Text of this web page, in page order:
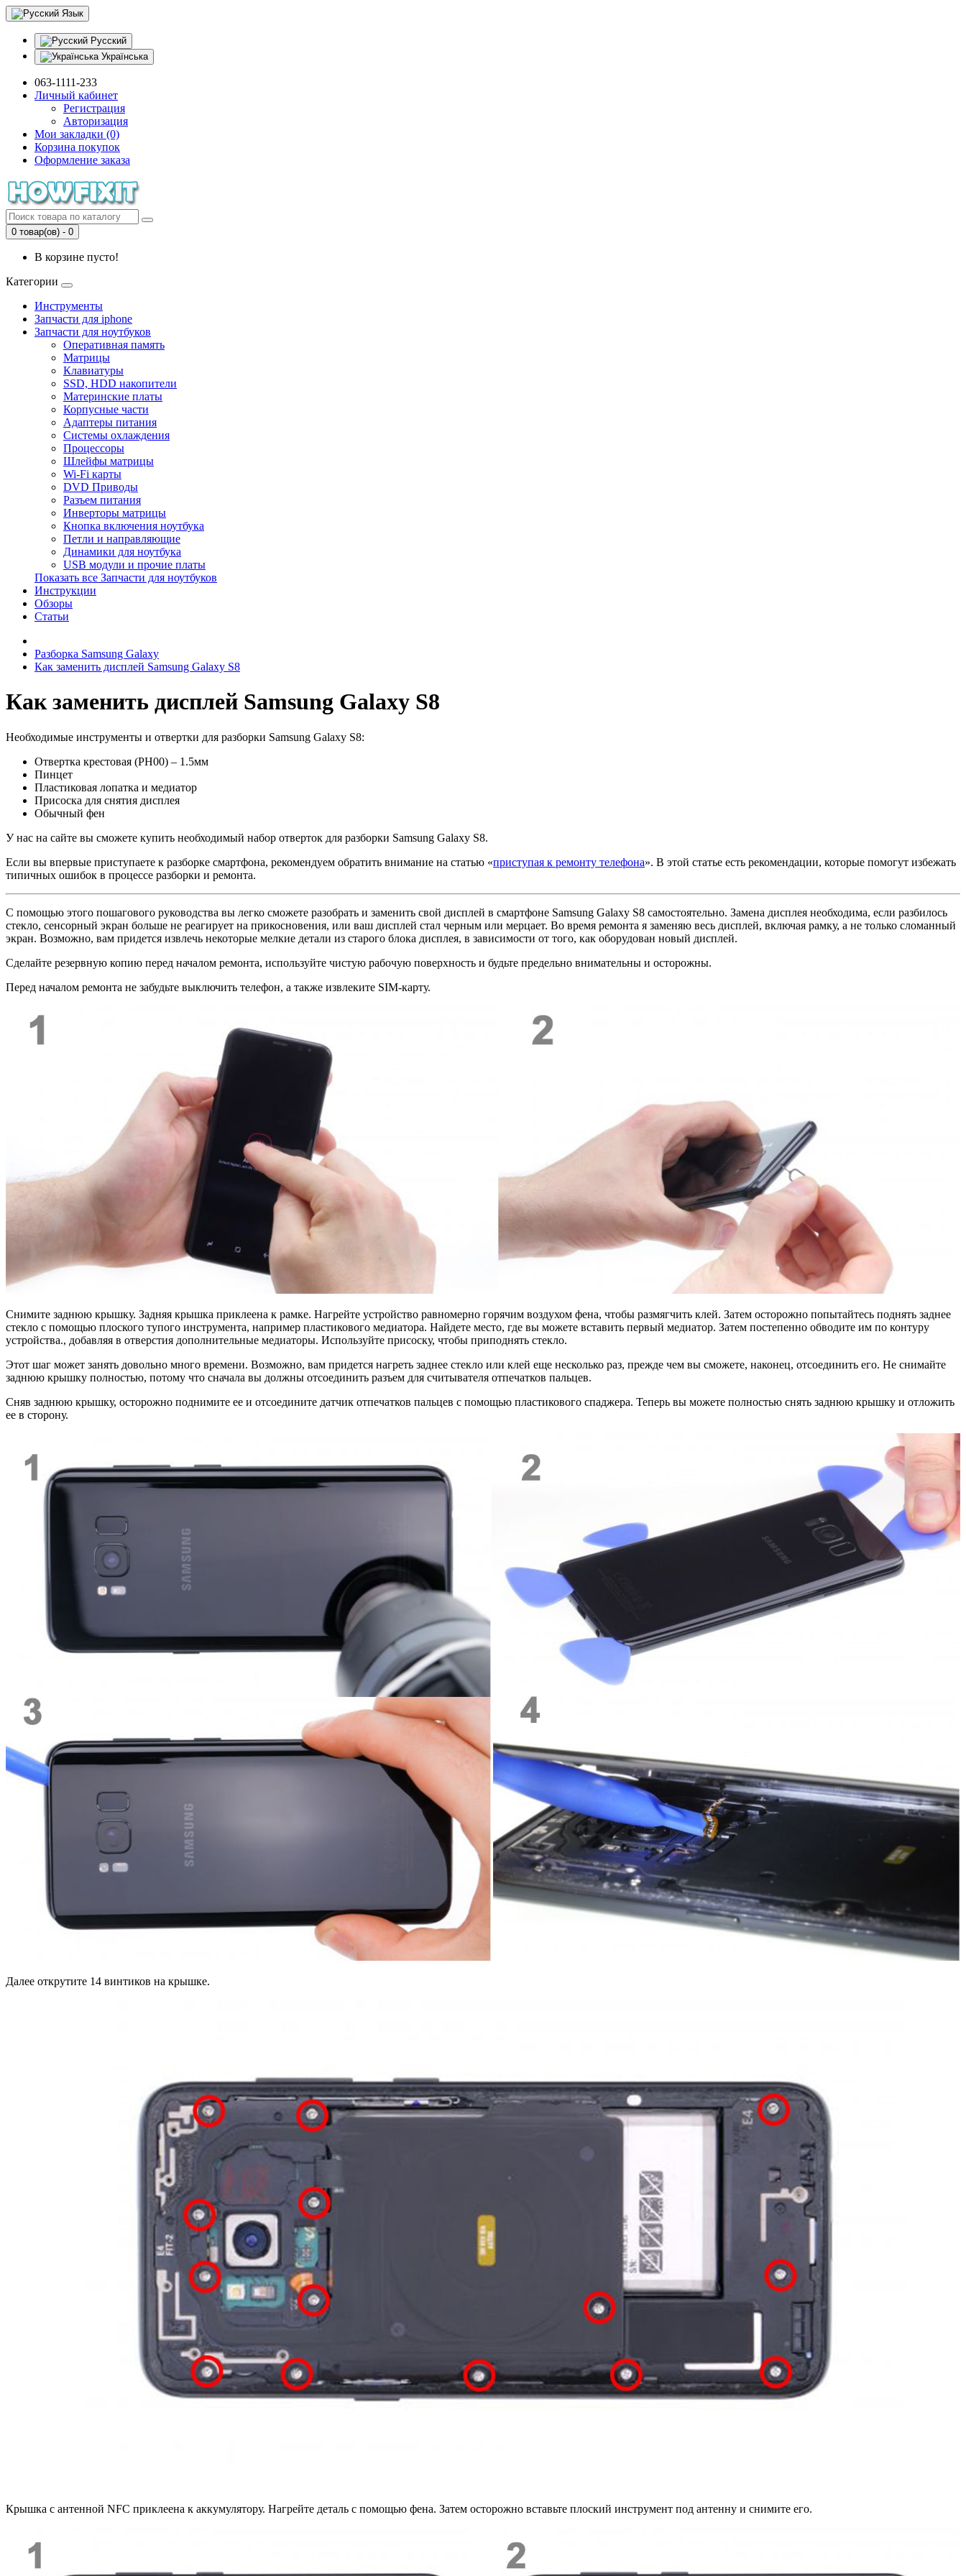
Язык
Русский
Українська
063-1111-233
Личный кабинет
Регистрация
Авторизация
Мои закладки (0)
Корзина покупок
Оформление заказа
0 товар(ов) - 0
В корзине пусто!
Категории
Инструменты
Запчасти для iphone
Запчасти для ноутбуков
Оперативная память
Матрицы
Клавиатуры
SSD, HDD накопители
Материнские платы
Корпусные части
Адаптеры питания
Системы охлаждения
Процессоры
Шлейфы матрицы
Wi-Fi карты
DVD Приводы
Разъем питания
Инверторы матрицы
Кнопка включения ноутбука
Петли и направляющие
Динамики для ноутбука
USB модули и прочие платы
Показать все Запчасти для ноутбуков
Инструкции
Обзоры
Статьи
Разборка Samsung Galaxy
Как заменить дисплей Samsung Galaxy S8
Как заменить дисплей Samsung Galaxy S8
Необходимые инструменты и отвертки для разборки Samsung Galaxy S8:
Отвертка крестовая (PH00) – 1.5мм
Пинцет
Пластиковая лопатка и медиатор
Присоска для снятия дисплея
Обычный фен
У нас на сайте вы сможете купить необходимый набор отверток для разборки Samsung Galaxy S8.
Если вы впервые приступаете к разборке смартфона, рекомендуем обратить внимание на статью «приступая к ремонту телефона». В этой статье есть рекомендации, которые помогут избежать
типичных ошибок в процессе разборки и ремонта.
С помощью этого пошагового руководства вы легко сможете разобрать и заменить свой дисплей в смартфоне Samsung Galaxy S8 самостоятельно. Замена дисплея необходима, если разбилось
стекло, сенсорный экран больше не реагирует на прикосновения, или ваш дисплей стал черным или мерцает. Во время ремонта я заменяю весь дисплей, включая рамку, а не только сломанный
экран. Возможно, вам придется извлечь некоторые мелкие детали из старого блока дисплея, в зависимости от того, как оборудован новый дисплей.
Сделайте резервную копию перед началом ремонта, используйте чистую рабочую поверхность и будьте предельно внимательны и осторожны.
Перед началом ремонта не забудьте выключить телефон, а также извлеките SIM-карту.
Снимите заднюю крышку. Задняя крышка приклеена к рамке. Нагрейте устройство равномерно горячим воздухом фена, чтобы размягчить клей. Затем осторожно попытайтесь поднять заднее
стекло с помощью плоского тупого инструмента, например пластикового медиатора. Найдете место, где вы можете вставить первый медиатор. Затем постепенно обводите им по контуру
устройства., добавляя в отверстия дополнительные медиаторы. Используйте присоску, чтобы приподнять стекло.
Этот шаг может занять довольно много времени. Возможно, вам придется нагреть заднее стекло или клей еще несколько раз, прежде чем вы сможете, наконец, отсоединить его. Не снимайте
заднюю крышку полностью, потому что сначала вы должны отсоединить разъем для считывателя отпечатков пальцев.
Сняв заднюю крышку, осторожно поднимите ее и отсоедините датчик отпечатков пальцев с помощью пластикового спаджера. Теперь вы можете полностью снять заднюю крышку и отложить
ее в сторону.
Далее открутите 14 винтиков на крышке.
Крышка с антенной NFC приклеена к аккумулятору. Нагрейте деталь с помощью фена. Затем осторожно вставьте плоский инструмент под антенну и снимите его.